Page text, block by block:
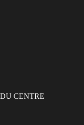
CENTRE